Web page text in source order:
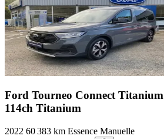
Ford Tourneo Connect Titanium
114ch Titanium
2022 60 383 km Essence Manuelle